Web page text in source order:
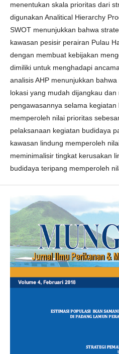
menentukan skala prioritas dari
digunakan Analitical Hierarchy
SWOT menunjukkan bahwa
kawasan pesisir perairan Pulau
dengan membuat kebijakan
dimiliki untuk menghadapi
analisis AHP menunjukkan
lokasi yang mudah dijangkau
pengawasannya selama kegiatan
memperoleh nilai prioritas
pelaksanaan kegiatan budidaya
kawasan lindung memperoleh
meminimalisir tingkat kerusakan
budidaya teripang memperoleh